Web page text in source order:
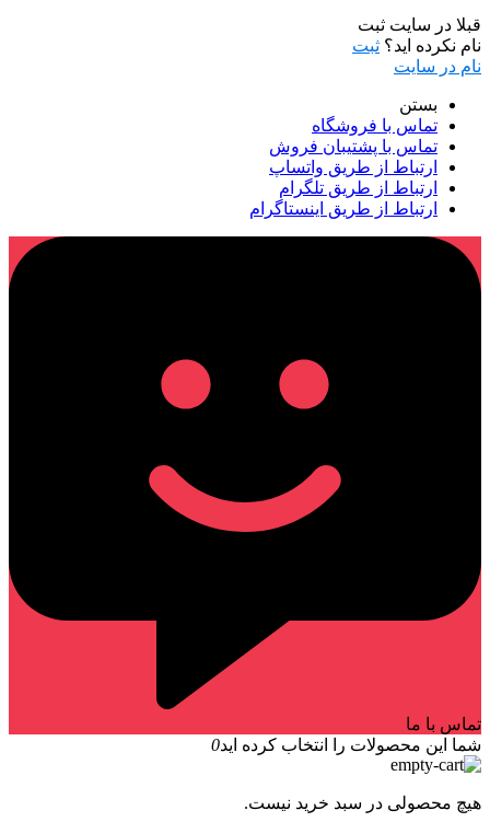
قبلا در سایت ثبت
نام نکرده اید؟ ثبت
نام در سایت
بستن
تماس با فروشگاه
تماس با پشتیبان فروش
ارتباط از طریق واتساپ
ارتباط از طریق تلگرام
ارتباط از طریق اینستاگرام
تماس با ما
شما این محصولات را انتخاب کرده اید0
هیچ محصولی در سبد خرید نیست.